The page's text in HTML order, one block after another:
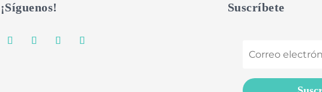
¡Síguenos! Suscríbete